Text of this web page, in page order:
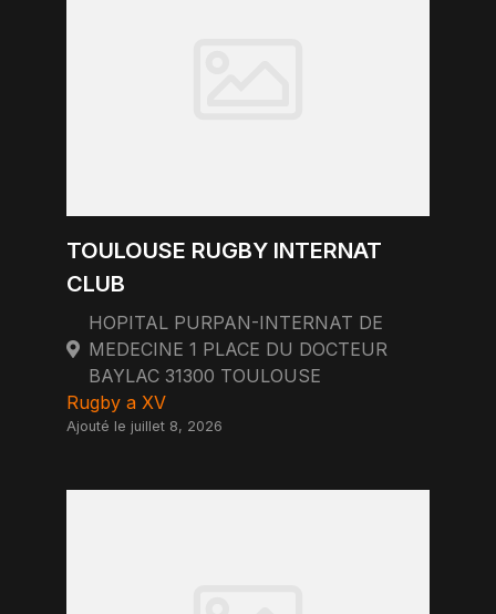
TOULOUSE RUGBY INTERNAT
CLUB
HOPITAL PURPAN-INTERNAT DE
MEDECINE 1 PLACE DU DOCTEUR
BAYLAC 31300 TOULOUSE
Rugby a XV
Ajouté le juillet 8, 2026